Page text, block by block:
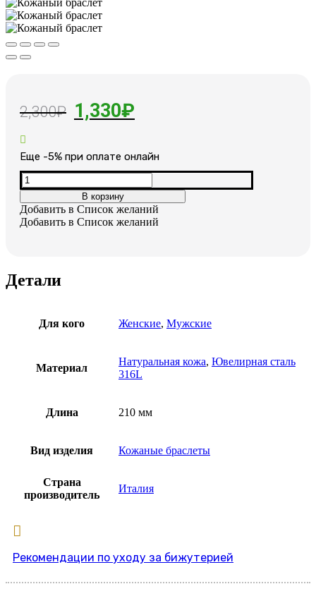
2,300₽ Первоначальная
составляла
2,300₽.
1,330₽
1,330₽.
Еще -5% при оплате онлайн
Количество
товара
Кожаный
браслет
В корзину
Добавить в Список желаний
Добавить в Список желаний
Детали
Для кого Женские, Мужские
Материал
Натуральная кожа, Ювелирная сталь
316L
Длина 210 мм
Вид изделия Кожаные браслеты
Страна
производитель
Италия
Рекомендации по уходу за бижутерией